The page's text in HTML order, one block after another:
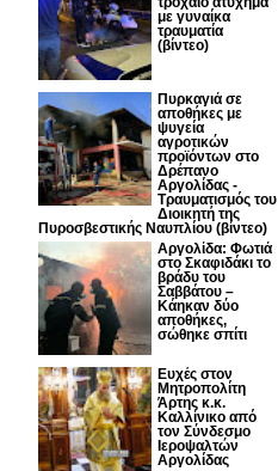
με γυναίκα
τραυματία
(βίντεο)
Πυρκαγιά σε
αποθήκες με
ψυγεία
αγροτικών
προϊόντων στο
Δρέπανο
Αργολίδας -
Τραυματισμός του
Διοικητή της
Πυροσβεστικής Ναυπλίου (βίντεο)
Αργολίδα: Φωτιά
στο Σκαφιδάκι το
βράδυ του
Σαββάτου –
Κάηκαν δύο
αποθήκες,
σώθηκε σπίτι
Ευχές στον
Μητροπολίτη
Άρτης κ.κ.
Καλλίνικο από
τον Σύνδεσμο
Ιεροψαλτών
Αργολίδας